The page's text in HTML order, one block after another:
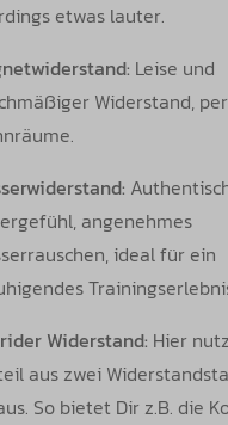
etwas lauter.
Leise und
Widerstand,
angenehmes
ideal für ein
Widerstand: Hier
aus zwei
So bietet Dir z.B. die